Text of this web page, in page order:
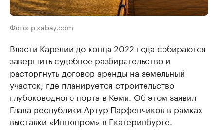
Фото: pixabay.com
Власти Карелии до конца 2022 года собираются
завершить судебное разбирательство и
расторгнуть договор аренды на земельный
участок, где планируется строительство
глубоководного порта в Кеми. Об этом заявил
Глава республики Артур Парфенчиков в рамках
выставки «Иннопром» в Екатеринбурге.